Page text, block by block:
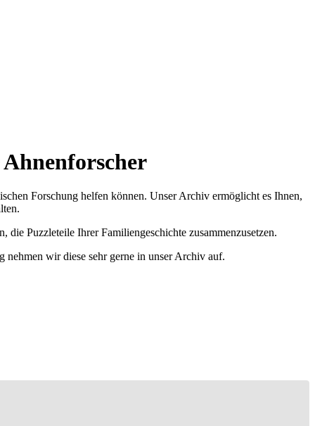
Forschung helfen können. Unser Archiv ermöglicht es Ihnen,
Puzzleteile Ihrer Familiengeschichte zusammenzusetzen.
nehmen wir diese sehr gerne in unser Archiv auf.